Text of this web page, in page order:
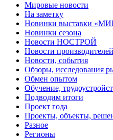
Мировые новости
На заметку
Новинки выставки
Новинки сезона
Новости НОСТРОЙ
Новости производителей
Новости, события
Обзоры, исследования
Обмен опытом
Обучение,
Подводим итоги
Проект года
Проекты, объекты,
Разное
Регионы